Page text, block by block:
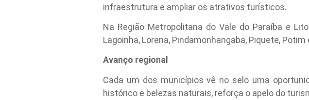
infraestrutura e ampliar os atrativos turísticos.
Na Região Metropolitana do Vale do Paraíba e
Lagoinha, Lorena, Pindamonhangaba, Piquete, Potim
Avanço regional
Cada um dos municípios vê no selo uma
histórico e belezas naturais, reforça o apelo do